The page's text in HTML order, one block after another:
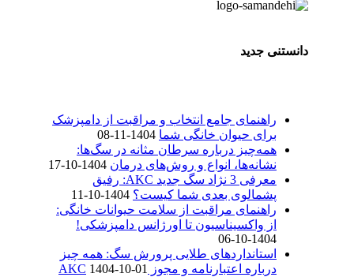
دانستنی جدید
راهنمای جامع انتخاب و مراقبت از دامپزشک
برای حیوان خانگی شما 1404-11-08
همه‌چیز درباره سرطان مثانه در سگ‌ها:
نشانه‌ها، انواع و روش‌های درمان 1404-10-17
معرفی 3 نژاد سگ جدید AKC: رفیق
پشمالوی بعدی شما کیست؟ 1404-10-11
راهنمای مراقبت از سلامت حیوانات خانگی:
از واکسیناسیون تا اورژانس دامپزشکی!
1404-10-06
استانداردهای طلایی پرورش سگ: همه چیز
درباره اعتبارنامه و مجوز AKC
1404-10-01